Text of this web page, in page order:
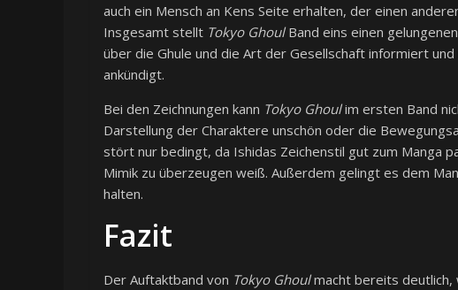
auch ein Mensch an Kens Seite erhalten, der einen
Insgesamt stellt Tokyo GhoulBand eins einen
über die Ghule und die Art der Gesellschaft informiert
ankündigt.
Bei den Zeichnungen kann Tokyo Ghoulim ersten Band
Darstellung der Charaktere unschön oder die
stört nur bedingt, da Ishidas Zeichenstil gut zum Manga
Mimik zu überzeugen weiß. Außerdem gelingt es dem
halten.
Fazit
Der Auftaktband von Tokyo Ghoulmacht bereits deutlich,